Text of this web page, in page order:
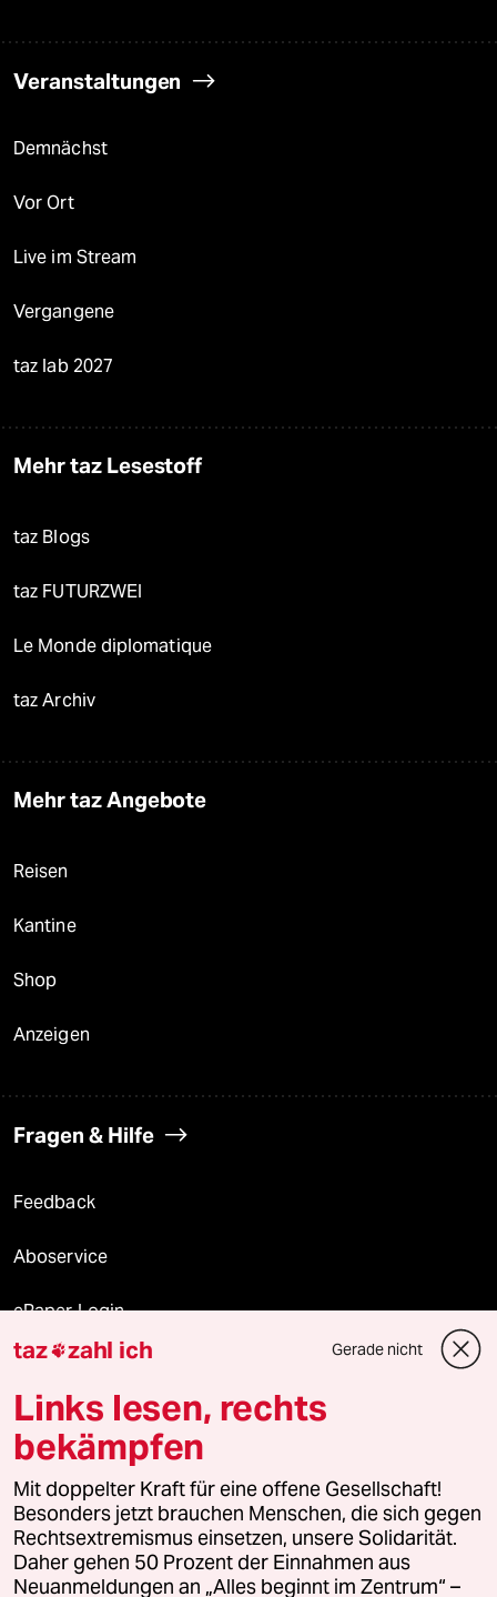
Veranstaltungen
Demnächst
Vor Ort
Live im Stream
Vergangene
taz lab 2027
Mehr taz Lesestoff
taz Blogs
taz FUTURZWEI
Le Monde diplomatique
taz Archiv
Mehr taz Angebote
Reisen
Kantine
Shop
Anzeigen
Fragen & Hilfe
Feedback
Aboservice
ePaper Login
Downloads für Abonnierende
© 2026 taz Verlags und Vertriebs GmbH
Alle Rechte vorbehalten. Bei rechtlichen Fragen oder für Genehmigungen
wenden Sie sich bitte an
lizenzen@taz.de
Feedback Redaktionsstatut Kommune-Richtlinien
taz zahl ich Gerade nicht
Links lesen, rechts
bekämpfen
Mit doppelter Kraft für eine offene Gesellschaft!
Besonders jetzt brauchen Menschen, die sich gegen
Rechtsextremismus einsetzen, unsere Solidarität.
Daher gehen 50 Prozent der Einnahmen aus
Neuanmeldungen an „Alles beginnt im Zentrum“ –